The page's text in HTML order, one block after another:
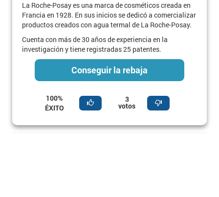
La Roche-Posay es una marca de cosméticos creada en
Francia en 1928. En sus inicios se dedicó a comercializar
productos creados con agua termal de La Roche-Posay.
Cuenta con más de 30 años de experiencia en la
investigación y tiene registradas 25 patentes.
Conseguir la rebaja
100%
ÉXITO
3
votos